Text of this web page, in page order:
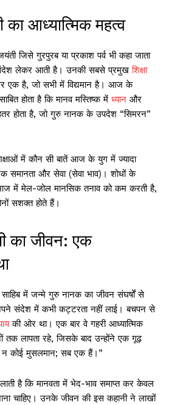
आध्यात्मिक महत्व
जिसे गुरपुरब या प्रकाश पर्व भी कहा जाता
संदेश लेकर आती है। उनकी सबसे प्रमुखशिक्षा
एक है, जो सभी में विद्यमान है। आज के
होता है कि मानव मस्तिष्क में ध्यान और
होता है, जो गुरु नानक के उपदेश “सिमरन”
में कौन सी बातें आज के युग में ज्यादा
समानता और सेवा (सेवा भाव)। शोधों के
में मेल-जोल मानसिक तनाव को कम करती है,
सशक्त होते हैं।
का जीवन: एक
में जन्मे गुरु नानक का जीवन संघर्षों से
अपने संदेश में कभी कट्टरता नहीं लाई। बचपन से
की ओर था। एक बार वे गहरी आध्यात्मिक
तक लापता रहे, जिसके बाद उन्होंने एक गूढ़
न कोई मुसलमान; सब एक हैं।”
है कि मानवता में भेद-भाव समाप्त कर केवल
चाहिए। उनके जीवन की इस कहानी ने लाखों